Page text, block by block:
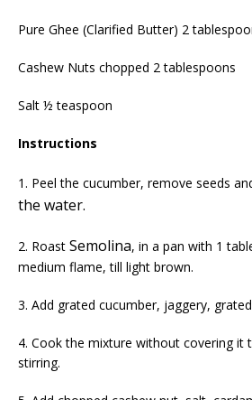
Pure Ghee (Clarified Butter) 2
Cashew Nuts chopped 2 tablespoons
Salt ½ teaspoon
Instructions
1. Peel the cucumber, remove seeds
the water.
2. Roast Semolina, in a pan with 1
medium flame, till light brown.
3. Add grated cucumber, jaggery,
4. Cook the mixture without covering it
stirring.